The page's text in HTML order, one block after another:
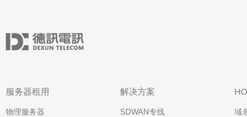
服务器租用
物理服务器
解决方案
SDWAN专线 域